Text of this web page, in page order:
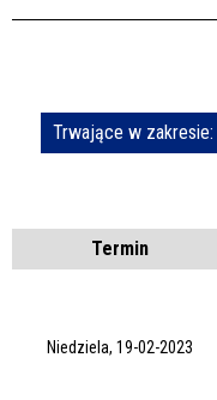
Szukana fraza
Kategoria
Trwające w zakresie:
Termin
Niedziela, 19-02-2023